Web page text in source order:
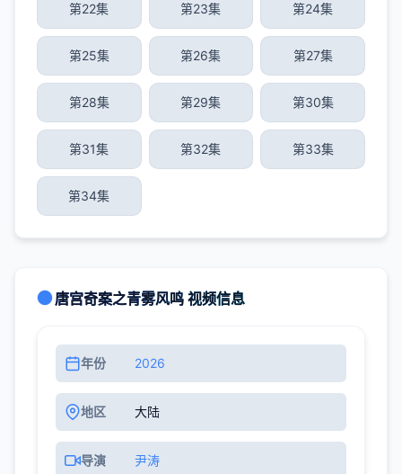
第22集 第23集 第24集
第25集 第26集 第27集
第28集 第29集 第30集
第31集 第32集 第33集
第34集
唐宫奇案之青雾风鸣 视频信息
年份 2026
地区 大陆
导演 尹涛